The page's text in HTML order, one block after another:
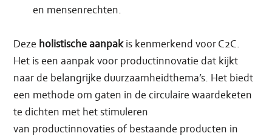
en mensenrechten.
Deze holistische aanpakis kenmerkend voor C2C.
Het is een aanpak voor productinnovatie dat kijkt
naar de belangrijke duurzaamheidthema’s. Het biedt
een methode om gaten in de circulaire waardeketen
te dichten met het stimuleren
van productinnovaties of bestaande producten in